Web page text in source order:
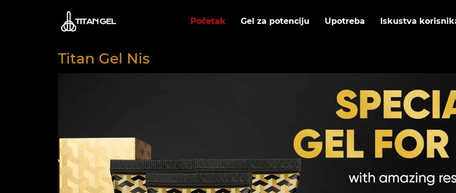
Početak Gel za potenciju Upotreba Iskustva
Titan Gel Nis